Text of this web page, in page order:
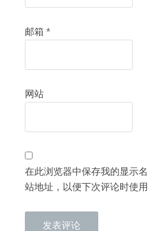
邮箱*
网站
在此浏览器中保存我的显示
站地址，以便下次评论时使用